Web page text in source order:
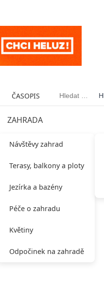
ČASOPIS Vyhledávání
ZAHRADA
Návštěvy zahrad
Terasy, balkony a ploty
Jezírka a bazény
Péče o zahradu
Květiny
Odpočinek na zahradě